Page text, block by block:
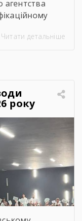
агентства
без
Читати детальніше
року